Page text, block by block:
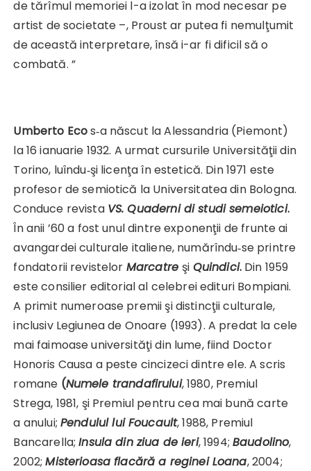
de tărîmul memoriei l-a izolat în mod necesar pe
artist de societate –, Proust ar putea fi nemulţumit
de această interpretare, însă i-ar fi dificil să o
combată. ”
Umberto Ecos‑a născut la Alessandria (Piemont)
la 16 ianuarie 1932. A urmat cursurile Universităţii din
Torino, luîndu‑şi licenţa în estetică. Din 1971 este
profesor de semiotică la Universitatea din Bologna.
Conduce revista VS. Quaderni di studi semeiotici.
În anii ’60 a fost unul dintre exponenţii de frunte ai
avangardei culturale ita­liene, numărîndu‑se printre
fondatorii revistelor Marcatre şi Quindici. Din 1959
este consilier editorial al celebrei edituri Bompiani.
A primit numeroase premii şi distinc­ţii culturale,
inclusiv Legiunea de Onoare (1993). A pre­dat la cele
mai faimoase universităţi din lume, fiind Doctor
Honoris Causa a peste cincizeci dintre ele. A scris
romane (Numele trandafirului, 1980, Premiul
Strega, 1981, şi Premiul pentru cea mai bună carte
a anului; Pendulul lui Foucault, 1988, Premiul
Bancarella; Insula din ziua de ieri, 1994; Baudolino,
2002; Misterioasa flacără a re­ginei Loana, 2004;